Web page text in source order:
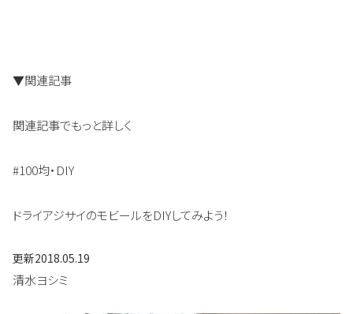
▼関連記事
関連記事でもっと詳しく
#100均・DIY
ドライアジサイのモビールをDIYしてみよう！
更新2018.05.19
清水ヨシミ